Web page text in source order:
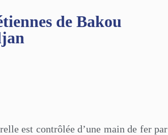
de Bakou
est contrôlée d’une main de fer par